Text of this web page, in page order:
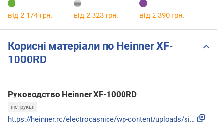
від 2 174 грн. від 2 323 грн. від 2 390 грн.
Корисні матеріали по Heinner XF-
1000RD
Руководство Heinner XF-1000RD
інструкції
https://heinner.ro/electrocasnice/wp-content/uploads/sites/...